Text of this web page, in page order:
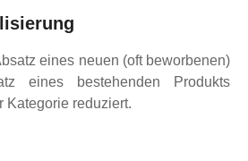
eines neuen (oft beworbenen)
eines bestehenden Produkts
Kategorie reduziert.